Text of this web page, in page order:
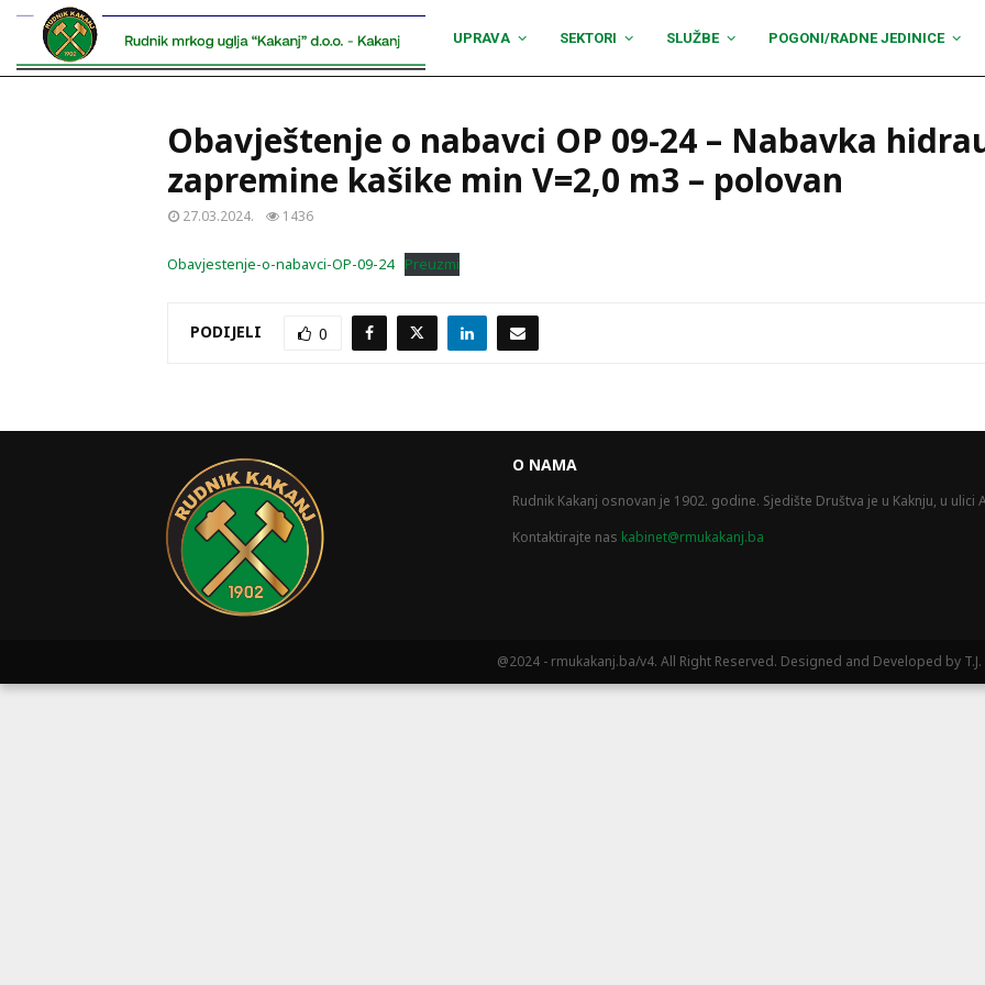
UPRAVA SEKTORI SLUŽBE POGONI/RADNE JEDINICE
Obavještenje o nabavci OP 09-24 – Nabavka
zapremine kašike min V=2,0 m3 – polovan
27.03.2024. 1436
Obavjestenje-o-nabavci-OP-09-24 Preuzmi
PODIJELI 0
O NAMA
Rudnik Kakanj osnovan je 1902. godine. Sjedište Društva je u Kaknju, u ulici
Kontaktirajte nas kabinet@rmukakanj.ba
@2024 - rmukakanj.ba/v4. All Right Reserved. Designed and Developed by T.J.